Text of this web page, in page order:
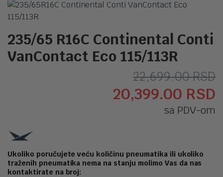
235/65 R16C Continental Conti
VanContact Eco 115/113R
22,699.00RSD
20,399.00 RSD
sa PDV-om
Ukoliko poručujete veću količinu pneumatika ili ukoliko
traženih pneumatika nema na stanju molimo Vas da nas
kontaktirate na broj: